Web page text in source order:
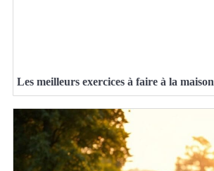
Les meilleurs exercices à faire à la maison